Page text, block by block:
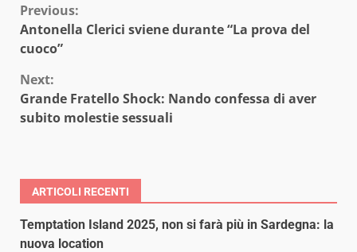
Continue
Reading
Previous:
Antonella Clerici sviene durante “La prova del
cuoco”
Next:
Grande Fratello Shock: Nando confessa di aver
subito molestie sessuali
ARTICOLI RECENTI
Temptation Island 2025, non si farà più in Sardegna: la
nuova location